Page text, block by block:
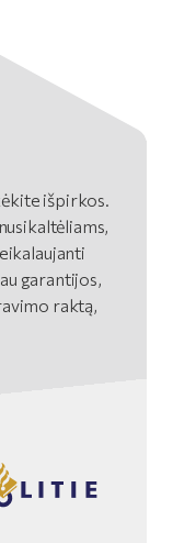
išpirkos.
garantijos,
raktą,